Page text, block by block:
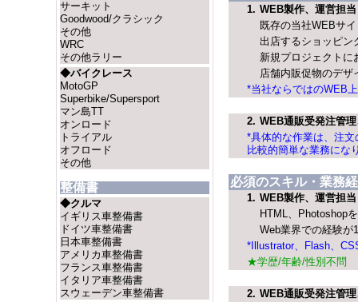
サーキット
Goodwood/クラシック
その他
WRC
その他ラリー
◆バイクレース
MotoGP
Superbike/Supersport
マン島TT
オンロード
トライアル
オフロード
その他
整備書
◆クルマ
イギリス車整備書
ドイツ車整備書
日本車整備書
アメリカ車整備書
フランス車整備書
イタリア車整備書
スウェーデン車整備書
1. WEB製作、運営担当
既存の当社WEBサ
出店するショッピン
新規プロジェクトに
店舗内販促物のデザ
*当社ならではのWEB
2. WEB通販受発注管
*具体的な作業は、注
比較的簡単な業務にな
必須のスキル・業務
1. WEB製作、運営担当
HTML、Photoshop
Web業界での経験が
*Illustrator、Flash、
★学歴/年齢/性別不問
2. WEB通販受発注管